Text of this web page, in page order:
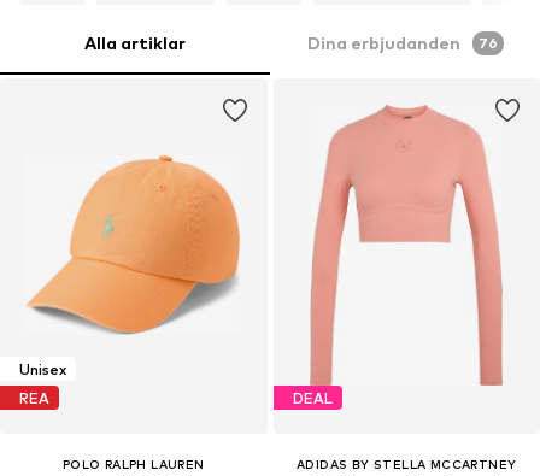
Alla artiklar Dina erbjudanden 76
Unisex
REA
POLO RALPH LAUREN
DEAL
ADIDAS BY STELLA MCCARTNEY